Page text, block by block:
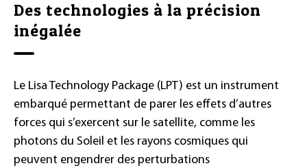
Des technologies à la précision
inégalée
Le Lisa Technology Package (LPT) est un instrument
embarqué permettant de parer les effets d’autres
forces qui s’exercent sur le satellite, comme les
photons du Soleil et les rayons cosmiques qui
peuvent engendrer des perturbations